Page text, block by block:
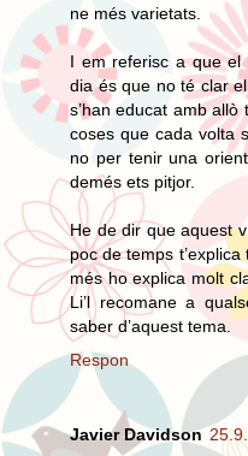
ne més varietats.
I em referisc a que el
dia és que no té clar
s’han educat amb
coses que cada volta
no per tenir una
demés ets pitjor.
He de dir que aquest
poc de temps
més ho explica molt
Li’l recomane a
saber d’aquest tema.
Respon
Javier Davidson